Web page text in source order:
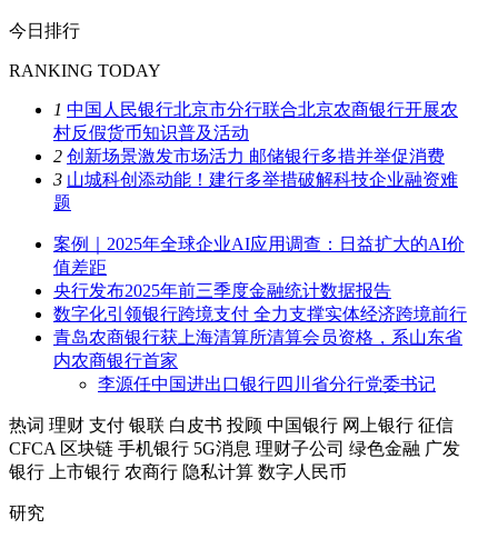
今日排行
RANKING TODAY
1 中国人民银行北京市分行联合北京农商银行开展农
村反假货币知识普及活动
2 创新场景激发市场活力 邮储银行多措并举促消费
3 山城科创添动能！建行多举措破解科技企业融资难
题
案例｜2025年全球企业AI应用调查：日益扩大的AI价
值差距
央行发布2025年前三季度金融统计数据报告
数字化引领银行跨境支付 全力支撑实体经济跨境前行
青岛农商银行获上海清算所清算会员资格，系山东省
内农商银行首家
李源任中国进出口银行四川省分行党委书记
热词 理财 支付 银联 白皮书 投顾 中国银行 网上银行 征信
CFCA 区块链 手机银行 5G消息 理财子公司 绿色金融 广发
银行
上市银行 农商行 隐私计算 数字人民币
研究